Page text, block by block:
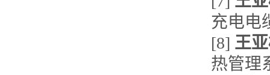
充电电
[8] 王
热管理